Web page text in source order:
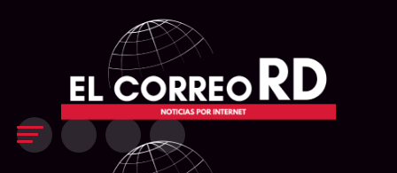
Exit mobile version